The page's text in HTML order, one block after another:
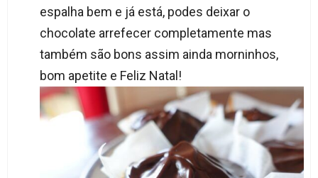
espalha bem e já está, podes deixar o
chocolate arrefecer completamente mas
também são bons assim ainda morninhos,
bom apetite e Feliz Natal!